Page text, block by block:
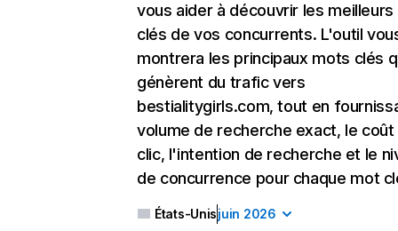
vous aider à découvrir les
clés de vos concurrents. L'outil
montrera les principaux mots clés
génèrent du trafic vers
bestialitygirls.com, tout en
volume de recherche exact, le coût
clic, l'intention de recherche et le
de concurrence pour chaque mot
États-Unisjuin 2026